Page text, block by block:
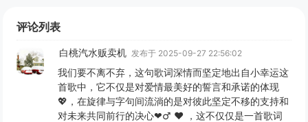
评论列表
白桃汽水贩卖机 发布于 2025-09-27 22:56:02
我们要不离不弃，这句歌词深情而坚定地出自小幸运这
首歌中，它不仅是对爱情最美好的誓言和承诺的体现
💖，在旋律与字句间流淌的是对彼此坚定不移的支持和
对未来共同前行的决心❤️‍♂️ ♥︎ ，这不仅仅是一首歌词